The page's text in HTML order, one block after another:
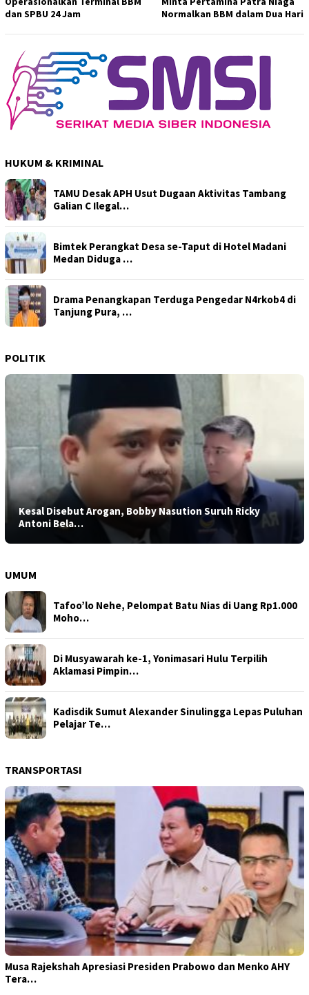
dan SPBU 24 Jam
Normalkan BBM dalam Dua Hari
HUKUM & KRIMINAL
TAMU Desak APH Usut Dugaan Aktivitas Tambang
Galian C Ilegal…
Bimtek Perangkat Desa se-Taput di Hotel Madani
Medan Diduga …
Drama Penangkapan Terduga Pengedar N4rkob4 di
Tanjung Pura, …
POLITIK
Kesal Disebut Arogan, Bobby Nasution Suruh Ricky
Antoni Bela…
UMUM
Tafoo’lo Nehe, Pelompat Batu Nias di Uang Rp1.000
Moho…
Di Musyawarah ke-1, Yonimasari Hulu Terpilih
Aklamasi Pimpin…
Kadisdik Sumut Alexander Sinulingga Lepas Puluhan
Pelajar Te…
TRANSPORTASI
Musa Rajekshah Apresiasi Presiden Prabowo dan Menko AHY
Tera…